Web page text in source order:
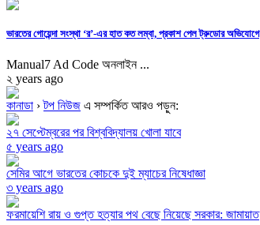
ভারতের গোয়েন্দা সংস্থা ‘র’-এর হাত কত লম্বা, প্রকাশ পেল ট্রুডোর অভিযোগে
Manual7 Ad Code অনলাইন ...
২ years ago
কানাডা ›টপ নিউজ এ সম্পর্কিত আরও পড়ুন:
২৭ সেপ্টেম্বরের পর বিশ্ববিদ্যালয় খোলা যাবে
৫ years ago
সেমির আগে ভারতের কোচকে দুই ম্যাচের নিষেধাজ্ঞা
৩ years ago
ফরমায়েশি রায় ও গুপ্ত হত্যার পথ বেছে নিয়েছে সরকার: জামায়াত